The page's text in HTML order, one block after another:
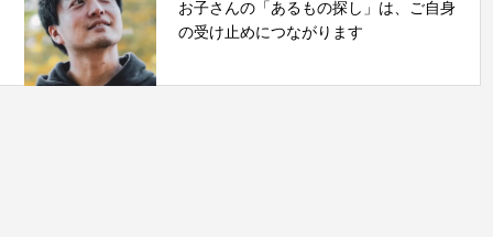
お子さんの「あるもの探し」は、ご自身
の受け止めにつながります